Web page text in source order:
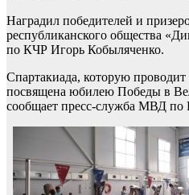
Наградил победителей и
республиканского общества
по КЧР Игорь Кобыляченко.
Спартакиада, которую
посвящена юбилею Победы в
сообщает пресс-служба МВД по